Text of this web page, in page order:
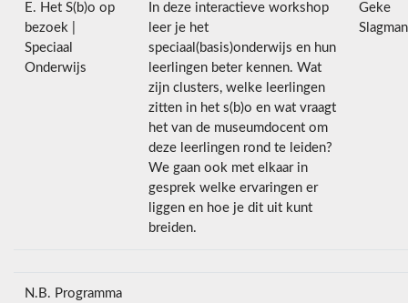
E. Het S(b)o op
bezoek |
Speciaal
Onderwijs
In deze interactieve workshop
leer je het
speciaal(basis)onderwijs en hun
leerlingen beter kennen. Wat
zijn clusters, welke leerlingen
zitten in het s(b)o en wat vraagt
het van de museumdocent om
deze leerlingen rond te leiden?
We gaan ook met elkaar in
gesprek welke ervaringen er
liggen en hoe je dit uit kunt
breiden.
Geke
N.B. Programma